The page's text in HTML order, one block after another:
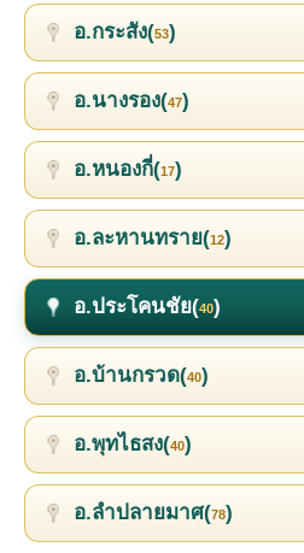
อ.กระสัง(53)
อ.นางรอง(47)
อ.หนองกี่(17)
อ.ละหานทราย(12)
อ.ประโคนชัย(40)
อ.บ้านกรวด(40)
อ.พุทไธสง(40)
อ.ลำปลายมาศ(78)